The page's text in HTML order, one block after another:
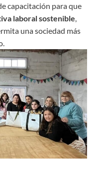
capacitación para que
laboral sostenible
una sociedad más